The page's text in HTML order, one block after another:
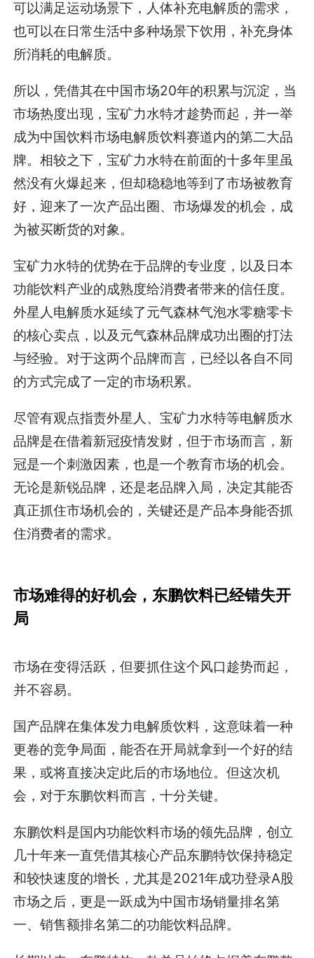
可以满足运动场景下，人体补充电解质的需求，
也可以在日常生活中多种场景下饮用，补充身体
所消耗的电解质。
所以，凭借其在中国市场20年的积累与沉淀，当
市场热度出现，宝矿力水特才趁势而起，并一举
成为中国饮料市场电解质饮料赛道内的第二大品
牌。相较之下，宝矿力水特在前面的十多年里虽
然没有火爆起来，但却稳稳地等到了市场被教育
好，迎来了一次产品出圈、市场爆发的机会，成
为被买断货的对象。
宝矿力水特的优势在于品牌的专业度，以及日本
功能饮料产业的成熟度给消费者带来的信任度。
外星人电解质水延续了元气森林气泡水零糖零卡
的核心卖点，以及元气森林品牌成功出圈的打法
与经验。对于这两个品牌而言，已经以各自不同
的方式完成了一定的市场积累。
尽管有观点指责外星人、宝矿力水特等电解质水
品牌是在借着新冠疫情发财，但于市场而言，新
冠是一个刺激因素，也是一个教育市场的机会。
无论是新锐品牌，还是老品牌入局，决定其能否
真正抓住市场机会的，关键还是产品本身能否抓
住消费者的需求。
市场难得的好机会，东鹏饮料已经错失开
局
市场在变得活跃，但要抓住这个风口趁势而起，
并不容易。
国产品牌在集体发力电解质饮料，这意味着一种
更卷的竞争局面，能否在开局就拿到一个好的结
果，或将直接决定此后的市场地位。但这次机
会，对于东鹏饮料而言，十分关键。
东鹏饮料是国内功能饮料市场的领先品牌，创立
几十年来一直凭借其核心产品东鹏特饮保持稳定
和较快速度的增长，尤其是2021年成功登录A股
市场之后，更是一跃成为中国市场销量排名第
一、销售额排名第二的功能饮料品牌。